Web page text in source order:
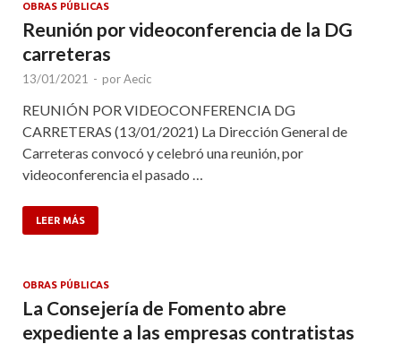
OBRAS PÚBLICAS
Reunión por videoconferencia de la DG
carreteras
13/01/2021 - porAecic
REUNIÓN POR VIDEOCONFERENCIA DG
CARRETERAS (13/01/2021) La Dirección General de
Carreteras convocó y celebró una reunión, por
videoconferencia el pasado …
LEER MÁS
OBRAS PÚBLICAS
La Consejería de Fomento abre
expediente a las empresas contratistas